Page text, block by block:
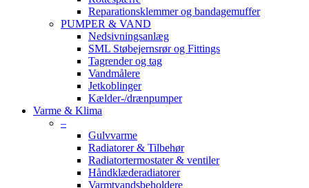
Reparationsklemmer og bandagemuffer
PUMPER & VAND
Nedsivningsanlæg
SML Støbejernsrør og Fittings
Tagrender og tag
Vandmålere
Jetkoblinger
Kælder-/drænpumper
Varme & Klima
–
Gulvvarme
Radiatorer & Tilbehør
Radiatortermostater & ventiler
Håndklæderadiatorer
Varmtvandsbeholdere